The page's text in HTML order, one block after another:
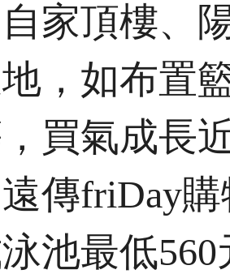
家頂樓、
，如布置
買氣成長
傳friDay
池最低